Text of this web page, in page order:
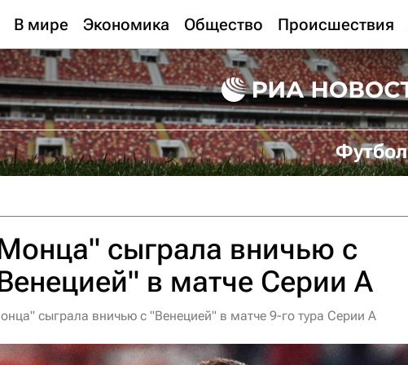
В мире Экономика Общество Происшествия
Футбол
сыграла вничью с
в матче Серии А
сыграла вничью с "Венецией" в матче 9-го тура Серии А